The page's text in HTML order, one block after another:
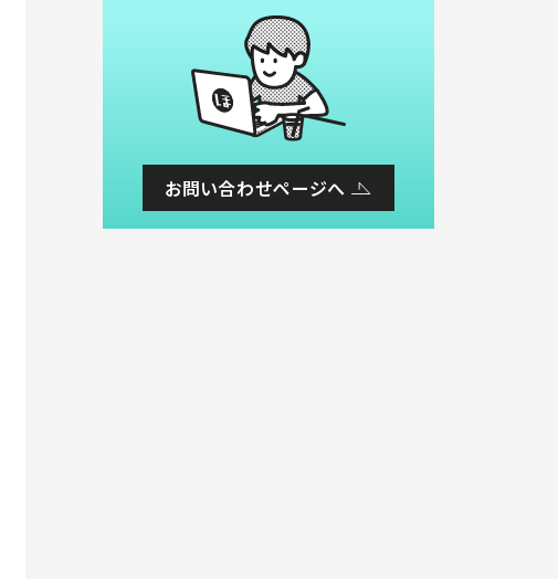
お問い合わせページへ